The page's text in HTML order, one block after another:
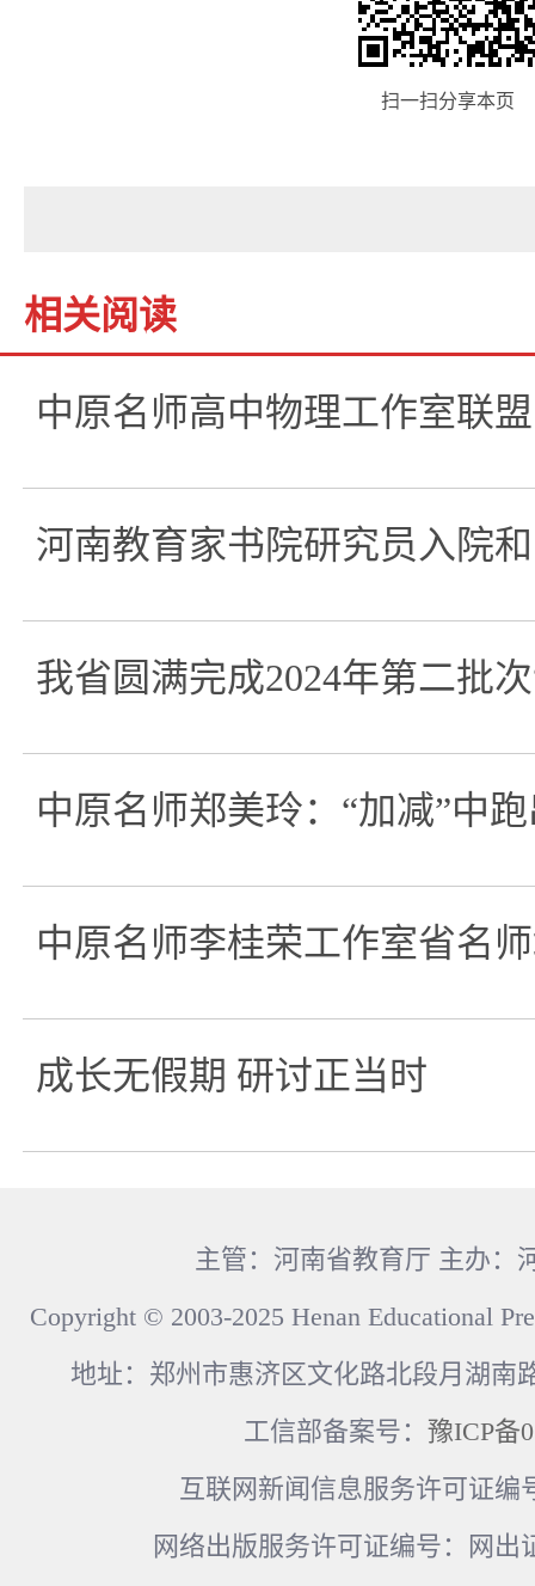
扫一扫分享本页
相关阅读
中原名师高中物理工作室联
河南教育家书院研究员入院
我省圆满完成2024年第二批
中原名师郑美玲：“加减”中
中原名师李桂荣工作室省名
成长无假期 研讨正当时
主管：河南省教育厅 主办：
Copyright © 2003-2025 Henan Educational
地址：郑州市惠济区文化路北段月湖南
工信部备案号： 豫ICP备
互联网新闻信息服务许可证编
网络出版服务许可证编号：网出